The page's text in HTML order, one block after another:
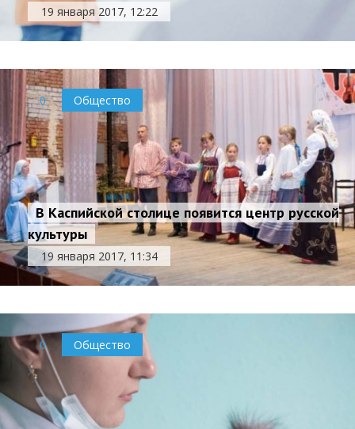
19 января 2017, 12:22
0 Общество
В Каспийской столице появится центр русской
культуры
19 января 2017, 11:34
0 Общество